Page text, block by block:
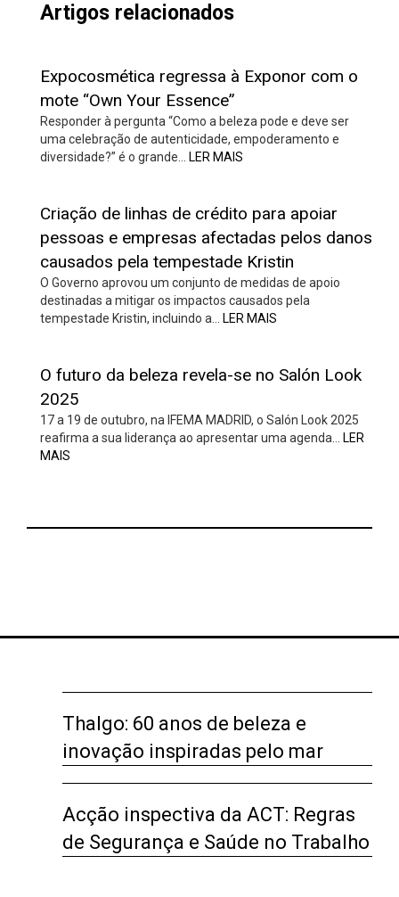
Artigos relacionados
Expocosmética regressa à Exponor com o
mote “Own Your Essence”
Responder à pergunta “Como a beleza pode e deve ser
uma celebração de autenticidade, empoderamento e
diversidade?” é o grande…
LER MAIS
Criação de linhas de crédito para apoiar
pessoas e empresas afectadas pelos danos
causados pela tempestade Kristin
O Governo aprovou um conjunto de medidas de apoio
destinadas a mitigar os impactos causados pela
tempestade Kristin, incluindo a…
LER MAIS
O futuro da beleza revela-se no Salón Look
2025
17 a 19 de outubro, na IFEMA MADRID, o Salón Look 2025
reafirma a sua liderança ao apresentar uma agenda…
LER
MAIS
Thalgo: 60 anos de beleza e
inovação inspiradas pelo mar
Acção inspectiva da ACT: Regras
de Segurança e Saúde no Trabalho